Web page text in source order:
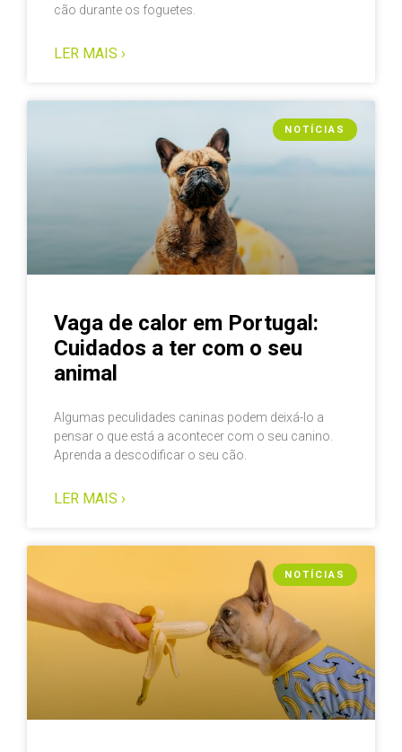
cão durante os foguetes.
LER MAIS ›
NOTÍCIAS
Vaga de calor em Portugal:
Cuidados a ter com o seu
animal
Algumas peculidades caninas podem deixá-lo a
pensar o que está a acontecer com o seu canino.
Aprenda a descodificar o seu cão.
LER MAIS ›
NOTÍCIAS